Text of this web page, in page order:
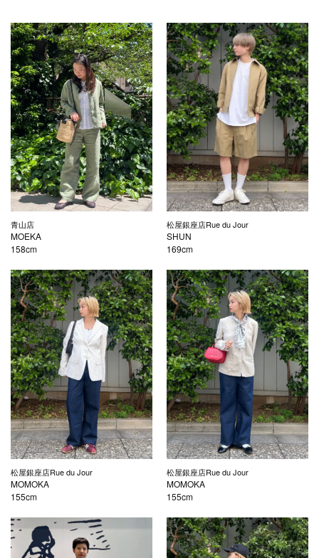
青山店
MOEKA
158cm
松屋銀座店Rue du Jour
SHUN
169cm
松屋銀座店Rue du Jour
MOMOKA
155cm
松屋銀座店Rue du Jour
MOMOKA
155cm